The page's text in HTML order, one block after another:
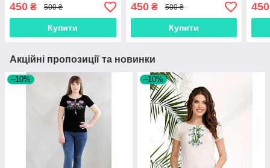
450 ₴ 500 ₴
Купити
450₴ 500 ₴
Купити
450
Акційні пропозиції та новинки
–10% –10%